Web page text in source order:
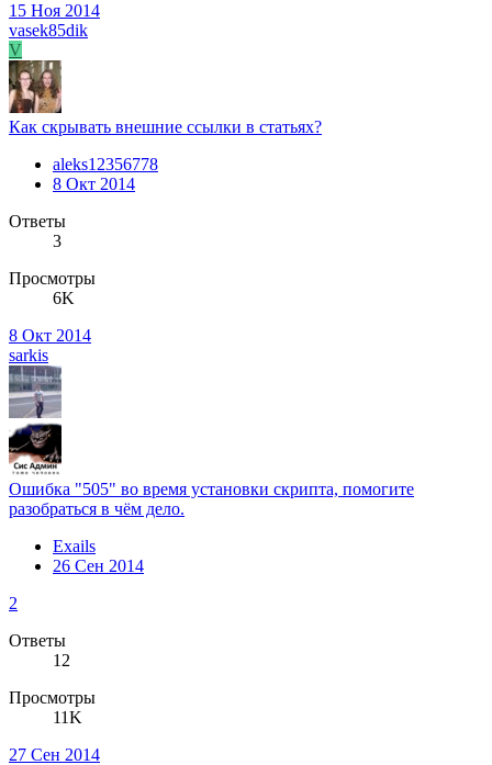
15 Ноя 2014
vasek85dik
V
Как скрывать внешние ссылки в статьях?
aleks12356778
8 Окт 2014
Ответы
3
Просмотры
6K
8 Окт 2014
sarkis
Ошибка "505" во время установки скрипта, помогите
разобраться в чём дело.
Exails
26 Сен 2014
2
Ответы
12
Просмотры
11K
27 Сен 2014